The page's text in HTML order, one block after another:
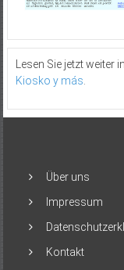
Lesen Sie jetzt weiter
Kiosko y más
Über uns
Impressum
Kontakt